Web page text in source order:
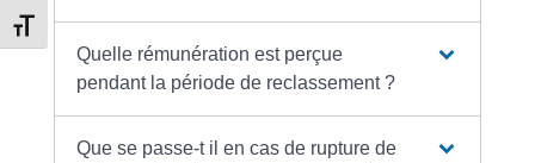
Changer la taille de la police
Quelle rémunération est perçue
pendant la période de reclassement ?
Que se passe-t il en cas de rupture de